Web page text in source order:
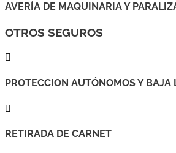
AVERÍA DE MAQUINARIA Y
OTROS SEGUROS

PROTECCION AUTÓNOMOS Y BAJA

RETIRADA DE CARNET